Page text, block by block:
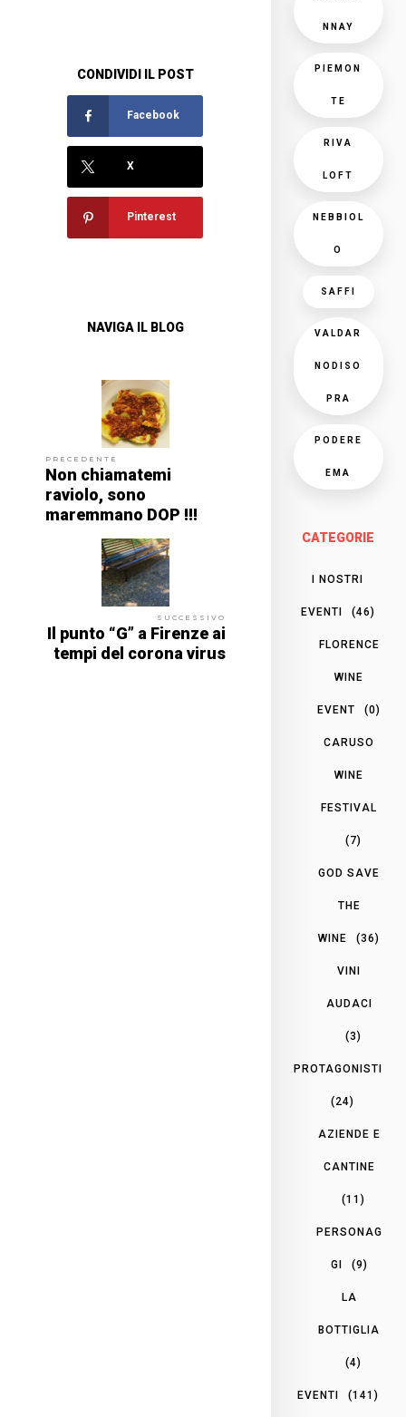
CONDIVIDI IL POST
Facebook
X
Pinterest
NAVIGA IL BLOG
PRECEDENTE
Non chiamatemi
raviolo, sono
maremmano DOP !!!
SUCCESSIVO
Il punto “G” a Firenze ai
tempi del corona virus
NNAY
PIEMON
TE
RIVA
LOFT
NEBBIOL
O
SAFFI
VALDAR
NODISO
PRA
PODERE
EMA
CATEGORIE
I NOSTRI
EVENTI (46)
FLORENCE
WINE
EVENT (0)
CARUSO
WINE
FESTIVAL
(7)
GOD SAVE
THE
WINE (36)
VINI
AUDACI
(3)
PROTAGONISTI
(24)
AZIENDE E
CANTINE
(11)
PERSONAG
GI (9)
LA
BOTTIGLIA
(4)
EVENTI (141)